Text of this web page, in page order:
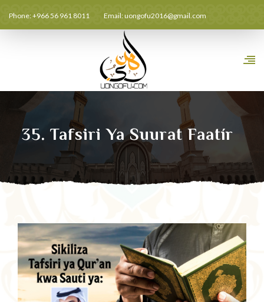
Phone: +966 56 961 8011 Email:uongofu2016@gmail.com
35. Tafsiri Ya Suurat Faatír